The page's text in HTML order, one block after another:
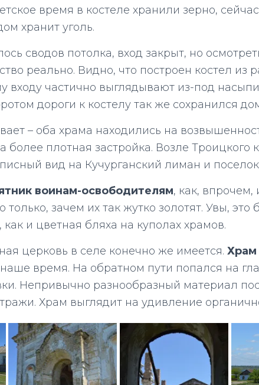
время в костеле хранили зерно,
хранит уголь.
сводов потолка, вход закрыт, но
реально. Видно, что построен костел из
входу частично выглядывают из-под
дороги к костелу так же сохранился
– оба храма находились на
более плотная застройка. Возле Троицкого
вид на Кучурганский лиман и
воинам-освободителям, как, впрочем,
зачем их так жутко золотят. Увы, это
и цветная бляха на куполах храмов.
церковь в селе конечно же имеется. Храм
время. На обратном пути попался на
Непривычно разнообразный материал
Храм выглядит на удивление